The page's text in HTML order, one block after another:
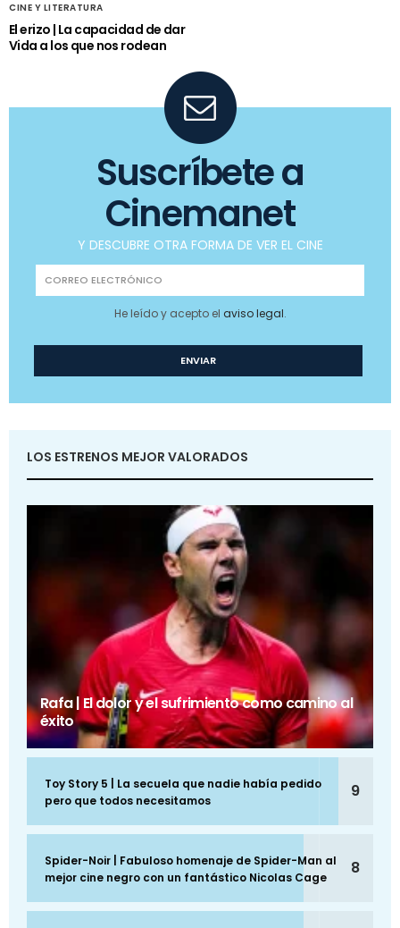
CINE Y LITERATURA
El erizo | La capacidad de dar
Vida a los que nos rodean
Suscríbete a
Cinemanet
Y DESCUBRE OTRA FORMA DE VER EL CINE
He leído y acepto el aviso legal.
LOS ESTRENOS MEJOR VALORADOS
Rafa | El dolor y el sufrimiento como camino al
éxito
Toy Story 5 | La secuela que nadie había pedido
pero que todos necesitamos
9
Spider-Noir | Fabuloso homenaje de Spider-Man al
mejor cine negro con un fantástico Nicolas Cage
8